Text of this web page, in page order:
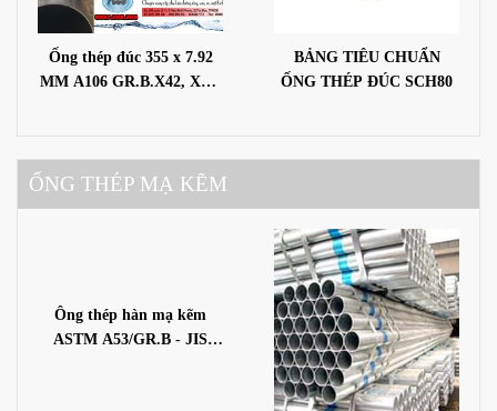
Ống thép đúc 355 x 7.92
MM A106 GR.B.X42, X46,
BẢNG TIÊU CHUẨN
ỐNG THÉP ĐÚC SCH80
ỐNG THÉP MẠ KẼM
Ông thép hàn mạ kẽm
ASTM A53/GR.B - JIS